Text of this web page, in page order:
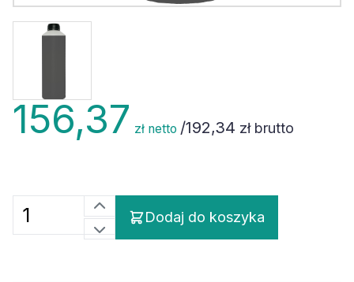
156,37 zł netto /192,34 zł brutto
Dodaj do koszyka